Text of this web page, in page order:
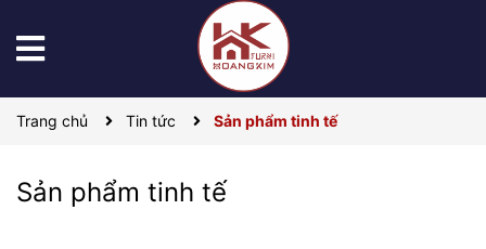
Trang chủ Tin tức Sản phẩm tinh tế
Sản phẩm tinh tế